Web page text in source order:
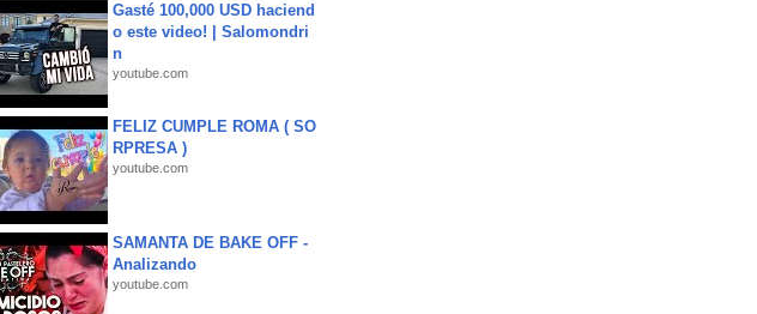
Gasté 100,000 USD haciend
o este video! | Salomondri
n
youtube.com
FELIZ CUMPLE ROMA ( SO
RPRESA )
youtube.com
SAMANTA DE BAKE OFF -
Analizando
youtube.com